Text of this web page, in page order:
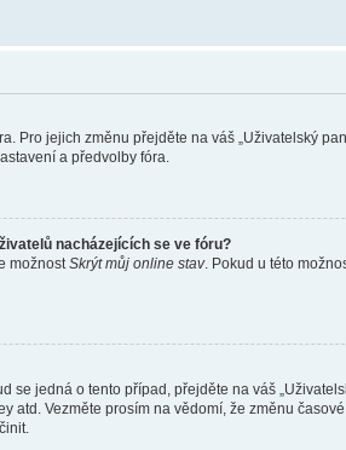
Pro jejich změnu přejděte na váš „Uživatelský
a předvolby fóra.
nacházejících se ve fóru?
možnost Skrýt můj online stav. Pokud u této
jedná o tento případ, přejděte na váš
Vezměte prosím na vědomí, že změnu